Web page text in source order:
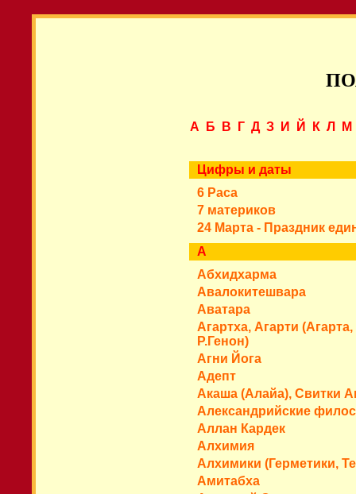
А Б В Г Д З И Й К Л М
Цифры и даты
6 Раса
7 материков
24 Марта - Праздник
А
Абхидхарма
Авалокитешвара
Аватара
Агартха, Агарти
Р.Генон)
Агни Йога
Адепт
Акаша (Алайа), Свитки
Александрийские
Аллан Кардек
Алхимия
Алхимики (Герметики,
Амитабха